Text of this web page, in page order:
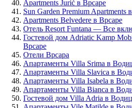
Apartments Jurić в Врсаре
Sun Garden Premium Apartments
Apartments Belvedere в Врсаре
Отель Resort Funtana — Все
Гостевой дом Adriatic Kamp
Врсаре
Отели Врсара
Апартаменты Villa Srima в
Апартаменты Villa Slavica в
Апартаменты Villa Isabela в
Апартаменты Villa Bianca в
Гостевой дом Villa Adria в